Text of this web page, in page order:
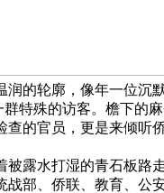
润的轮廓，像年一位沉
特殊的访客。檐下的
的官员，更是来倾听
露水打湿的青石板
部、侨联、教育、